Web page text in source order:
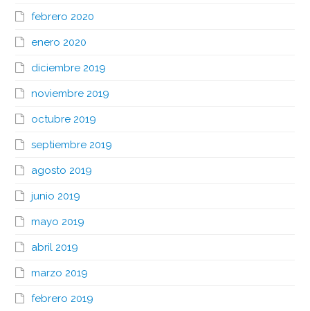
febrero 2020
enero 2020
diciembre 2019
noviembre 2019
octubre 2019
septiembre 2019
agosto 2019
junio 2019
mayo 2019
abril 2019
marzo 2019
febrero 2019